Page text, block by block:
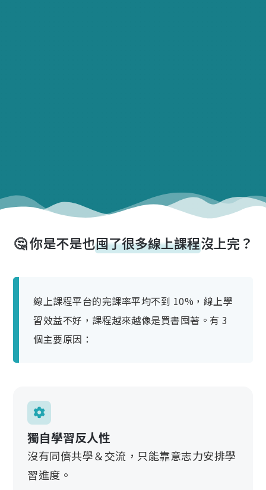
🤔 你是不是也囤了很多線上課程沒上完？
線上課程平台的完課率平均不到 10%，線上學
習效益不好，課程越來越像是買書囤著。有 3
個主要原因：
獨自學習反人性
沒有同儕共學＆交流，只能靠意志力安排學
習進度。